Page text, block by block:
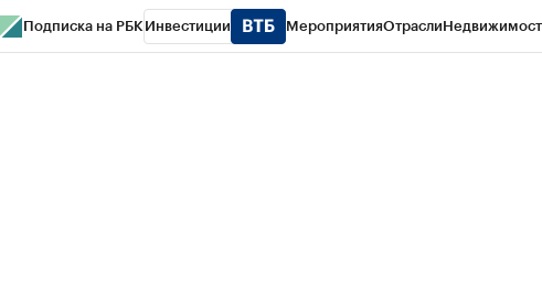
Подписка на РБК Инвестиции МероприятияОтрасли